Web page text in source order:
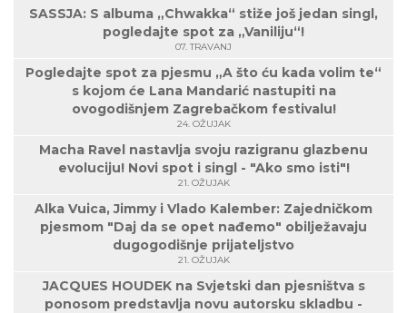
SASSJA: S albuma „Chwakka“ stiže još jedan singl,
pogledajte spot za „Vaniliju“!
07. TRAVANJ
Pogledajte spot za pjesmu „A što ću kada volim te“
s kojom će Lana Mandarić nastupiti na
ovogodišnjem Zagrebačkom festivalu!
24. OŽUJAK
Macha Ravel nastavlja svoju razigranu glazbenu
evoluciju! Novi spot i singl - "Ako smo isti"!
21. OŽUJAK
Alka Vuica, Jimmy i Vlado Kalember: Zajedničkom
pjesmom "Daj da se opet nađemo" obilježavaju
dugogodišnje prijateljstvo
21. OŽUJAK
JACQUES HOUDEK na Svjetski dan pjesništva s
ponosom predstavlja novu autorsku skladbu -